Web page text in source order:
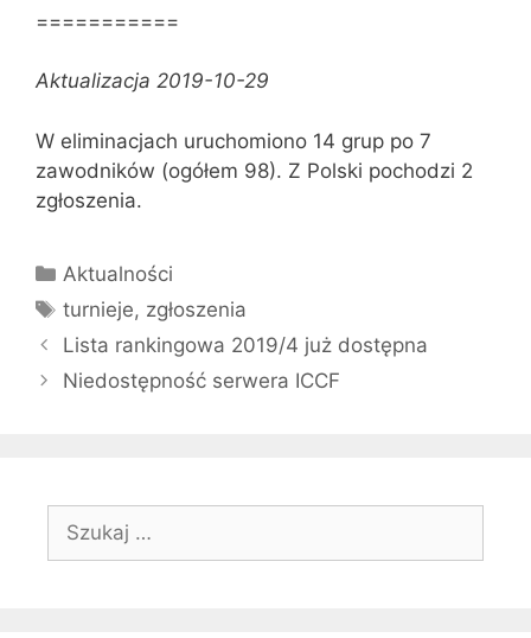
===========
Aktualizacja 2019-10-29
W eliminacjach uruchomiono 14 grup po 7
zawodników (ogółem 98). Z Polski pochodzi 2
zgłoszenia.
Kategorie
Aktualności
Tagi
turnieje, zgłoszenia
Lista rankingowa 2019/4 już dostępna
Niedostępność serwera ICCF